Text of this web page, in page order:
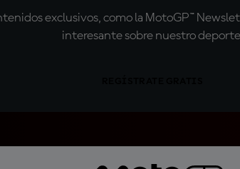
exclusivos, como la MotoGP™
interesante sobre nuestro